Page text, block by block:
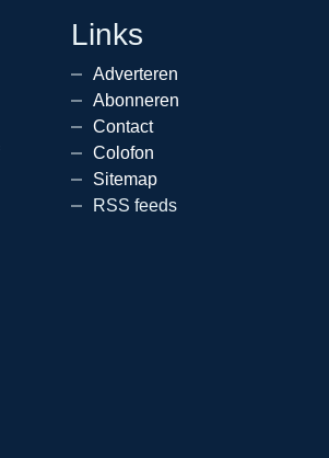
Links
Adverteren
Abonneren
Contact
Colofon
Sitemap
RSS feeds